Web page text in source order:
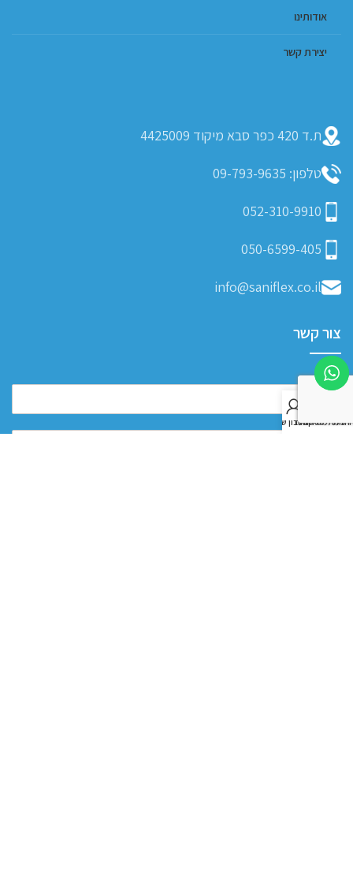
אודותינו
יצירת קשר
ת.ד 420 כפר סבא מיקוד 4425009
טלפון: 09-793-9635
052-310-9910
050-6599-405
info@saniflex.co.il
צור קשר
חנות
רשימת משאלות
סל קניות
החשבון שלי